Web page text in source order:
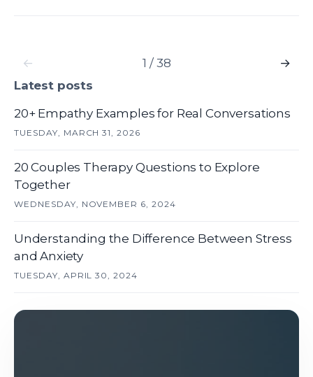
← 1 / 38
→
Latest posts
20+ Empathy Examples for Real Conversations
TUESDAY, MARCH 31, 2026
20 Couples Therapy Questions to Explore
Together
WEDNESDAY, NOVEMBER 6, 2024
Understanding the Difference Between Stress
and Anxiety
TUESDAY, APRIL 30, 2024